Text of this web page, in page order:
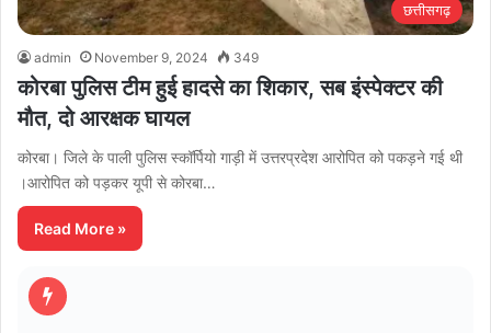
छत्तीसगढ़
admin November 9, 2024 349
कोरबा पुलिस टीम हुई हादसे का शिकार, सब इंस्पेक्टर की
मौत, दो आरक्षक घायल
कोरबा। जिले के पाली पुलिस स्कॉर्पियो गाड़ी में उत्तरप्रदेश आरोपित को पकड़ने गई थी
।आरोपित को पड़कर यूपी से कोरबा…
Read More »